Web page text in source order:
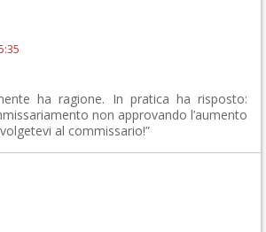
ha ragione. In pratica ha risposto:
non approvando l’aumento
al commissario!”